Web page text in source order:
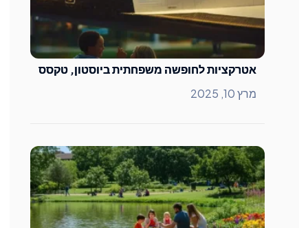
אטרקציות לחופשה משפחתית ביוסטון, טקסס
מרץ 10, 2025